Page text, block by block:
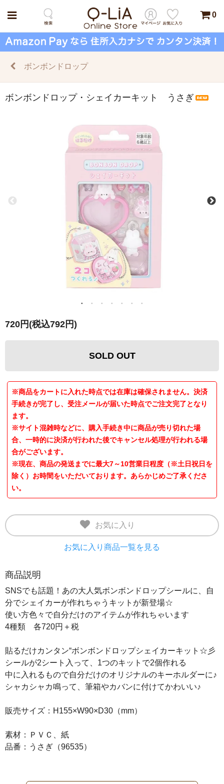
0
ボンボンドロップ
ボンボンドロップ・シェイカーキット うさぎ
720円(税込792円)
SOLD OUT
※商品をカートに入れた時点では在庫は確保されません。決済
手続きが完了し、受注メールが届いた時点でご注文完了となり
ます。
※サイト混雑時などに、購入手続き中に商品が売り切れた場
合、一時的に決済が行われた後でキャンセル処理が行われる場
合がございます。
※現在、商品の発送までに最大7～10営業日程度（※土日祝日を
除く）お時間をいただいております。あらかじめご了承くださ
い。
お気に入り
お気に入り商品一覧を見る
商品説明
SNSでも話題！あの大人気ボンボンドロップシールに、自
分でシェイカーが作れちゃうキットが新登場☆
使い方色々で自分だけのアイテムが作れちゃいます
4種類 各720円＋税
貼るだけカンタン“ボンボンドロップシェイカーキット☆彡
シールが2シート入って、1つのキットで2個作れる
中に入れるもので自分だけのオリジナルのキーホルダーに♪
シャカシャカ鳴って、筆箱やカバンに付けてかわいい♪
販売サイズ：H155×W90×D30（mm）
素材：ＰＶＣ、紙
品番：うさぎ（96535）